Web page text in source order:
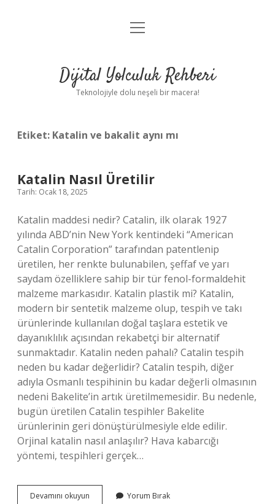
Anasayfa
Yasal Uyarı
menüyü
Dijital Yolculuk Rehberi
Teknolojiyle dolu neşeli bir macera!
Etiket: Katalin ve bakalit aynı mı
Katalin Nasıl Üretilir
Tarih: Ocak 18, 2025
Katalin maddesi nedir? Catalin, ilk olarak 1927
yılında ABD’nin New York kentindeki “American
Catalin Corporation” tarafından patentlenip
üretilen, her renkte bulunabilen, şeffaf ve yarı
saydam özelliklere sahip bir tür fenol-formaldehit
malzeme markasıdır. Katalin plastik mi? Katalin,
modern bir sentetik malzeme olup, tespih ve takı
ürünlerinde kullanılan doğal taşlara estetik ve
dayanıklılık açısından rekabetçi bir alternatif
sunmaktadır. Katalin neden pahalı? Catalin tespih
neden bu kadar değerlidir? Catalin tespih, diğer
adıyla Osmanlı tespihinin bu kadar değerli olmasının
nedeni Bakelite’in artık üretilmemesidir. Bu nedenle,
bugün üretilen Catalin tespihler Bakelite
ürünlerinin geri dönüştürülmesiyle elde edilir.
Orjinal katalin nasıl anlaşılır? Hava kabarcığı
yöntemi, tespihleri ​​gerçek…
Devamını okuyun Yorum Bırak